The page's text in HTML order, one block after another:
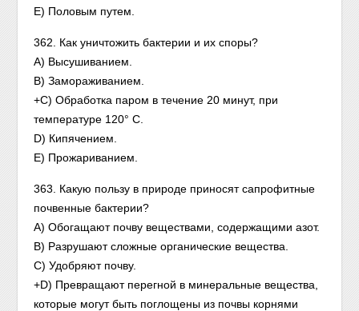
Е) Половым путем.
362. Как уничтожить бактерии и их споры?
А) Высушиванием.
В) Замораживанием.
+С) Обработка паром в течение 20 минут, при
температуре 120° С.
D) Кипячением.
Е) Прожариванием.
363. Какую пользу в природе приносят сапрофитные
почвенные бактерии?
А) Обогащают почву веществами, содержащими азот.
В) Разрушают сложные органические вещества.
С) Удобряют почву.
+D) Превращают перегной в минеральные вещества,
которые могут быть поглощены из почвы корнями